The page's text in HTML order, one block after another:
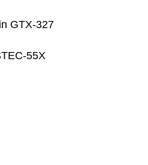
GTX-327
55X